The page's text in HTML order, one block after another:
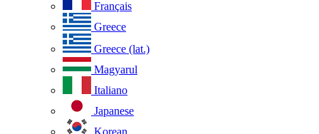
Français
Greece
Greece (lat.)
Magyarul
Italiano
Japanese
Korean